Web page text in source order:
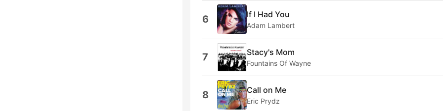
6 If I Had You
Adam Lambert
7 Stacy's Mom
Fountains Of Wayne
8 Call on Me
Eric Prydz